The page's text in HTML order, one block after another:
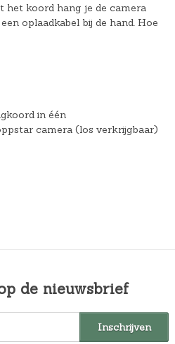
het koord hang je de camera
oplaadkabel bij de hand. Hoe
in één
camera (los verkrijgbaar)
de nieuwsbrief